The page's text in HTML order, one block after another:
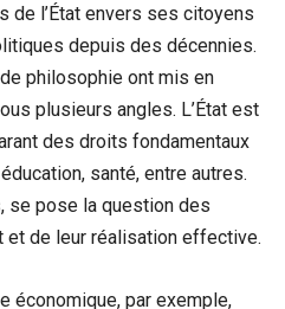
de l’État envers ses citoyens
depuis des décennies.
philosophie ont mis en
plusieurs angles. L’État est
des droits fondamentaux
santé, entre autres.
se pose la question des
et de leur réalisation effective.
économique, par exemple,